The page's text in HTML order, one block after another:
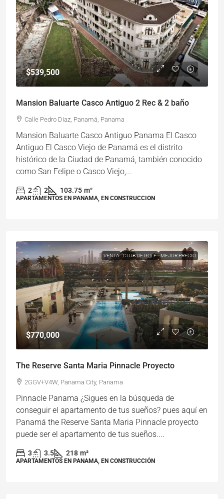
$539,500
Mansion Baluarte Casco Antiguo 2 Rec & 2 baño
Calle Pedro Diaz, Panamá, Panama
Mansion Baluarte Casco Antiguo Panama El Casco
Antiguo El Casco Viejo de Panamá es el distrito
histórico de la Ciudad de Panamá, también conocido
como San Felipe o Casco Viejo,...
2 2 103.75 m²
APARTAMENTOS EN PANAMA, EN CONSTRUCCIÓN
VENTA CLUB DE GOLF MEJOR PRECIO
$770,000
The Reserve Santa Maria Pinnacle Proyecto
2GGV+V4W, Panama City, Panama
Pinnacle Panama ¿Sigues en la búsqueda de
conseguir el apartamento de tus sueños? pues aquí en
Panamá the Reserve Santa Maria Pinnacle proyecto
puede ser el apartamento de tus sueños....
3 3.5 218 m²
APARTAMENTOS EN PANAMA, EN CONSTRUCCIÓN